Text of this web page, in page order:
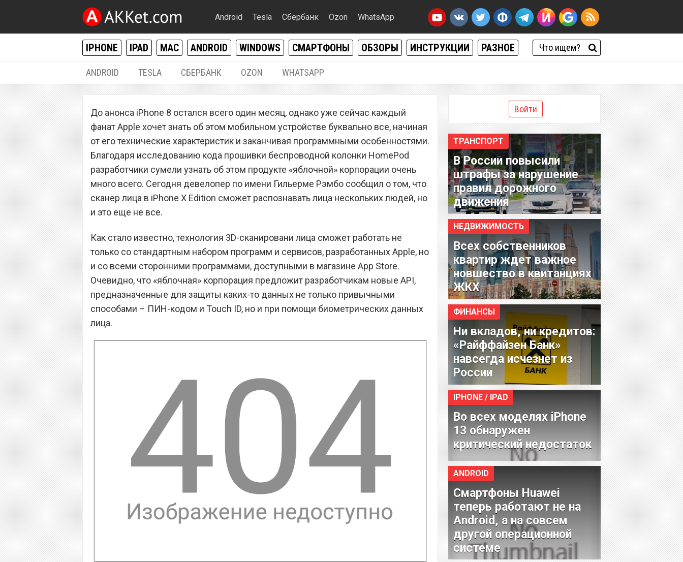
Android Tesla Сбербанк Ozon WhatsApp
IPHONE IPAD MAC ANDROID WINDOWS СМАРТФОНЫ ОБЗОРЫ ИНСТРУКЦИИ РАЗНОЕ
ANDROID TESLA СБЕРБАНК OZON WHATSAPP
Сканер лица в iPhone 8 сможет
распознавать лица нескольких людей
До анонса iPhone 8 остался всего один месяц, однако уже сейчас каждый
фанат Apple хочет знать об этом мобильном устройстве буквально все, начиная
от его технические характеристик и заканчивая программными особенностями.
Благодаря исследованию кода прошивки беспроводной колонки HomePod
разработчики сумели узнать об этом продукте «яблочной» корпорации очень
много всего. Сегодня девелопер по имени Гильерме Рэмбо сообщил о том, что
сканер лица в iPhone X Edition сможет распознавать лица нескольких людей, но
и это еще не все.
Как стало известно, технология 3D-сканировани лица сможет работать не
только со стандартным набором программ и сервисов, разработанных Apple, но
и со всеми сторонними программами, доступными в магазине App Store.
Очевидно, что «яблочная» корпорация предложит разработчикам новые API,
предназначенные для защиты каких-то данных не только привычными
способами – ПИН-кодом и Touch ID, но и при помощи биометрических данных
лица.
Войти
ТРАНСПОРТ
В России повысили
штрафы за нарушение
правил дорожного
движения
НЕДВИЖИМОСТЬ
Всех собственников
квартир ждет важное
новшество в квитанциях
ЖКХ
ФИНАНСЫ
Ни вкладов, ни кредитов:
«Райффайзен Банк»
навсегда исчезнет из
России
IPHONE / IPAD
Во всех моделях iPhone
13 обнаружен
критический недостаток
ANDROID
Смартфоны Huawei
теперь работают не на
Android, а на совсем
другой операционной
системе